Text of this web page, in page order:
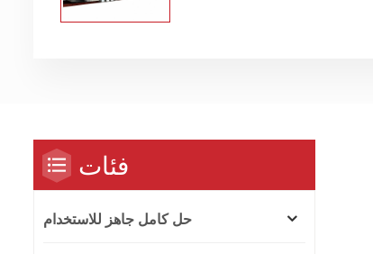
فئات
حل كامل جاهز للاستخدام